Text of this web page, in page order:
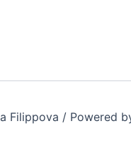
Filippova / Powered